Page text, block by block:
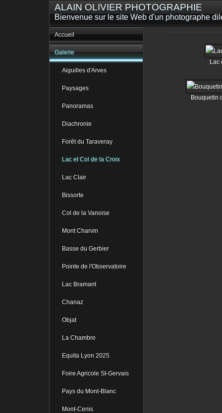
ALAIN OLIVIER PHOTOGRAPHIE
Bienvenue sur le site Web d'un photographe
Accueil
Galerie
Aiguilles d'Arves
Paysages
Panoramas
Diachronie
Forêt du Taraveray
Lac et Col de la Croix
Lac Clair
Bissorte
Col de la Vanoise
Mont Charvin
Basse du Gerbier
Pointe de l'Observatoire
Lac Bramant
Chanaz
Objat
La Chambre
Equita Lyon 2025
Foire Agricole St-Gervais
Pays du Mont-Blanc
Mont-Cenis
Lac
Bouquetin